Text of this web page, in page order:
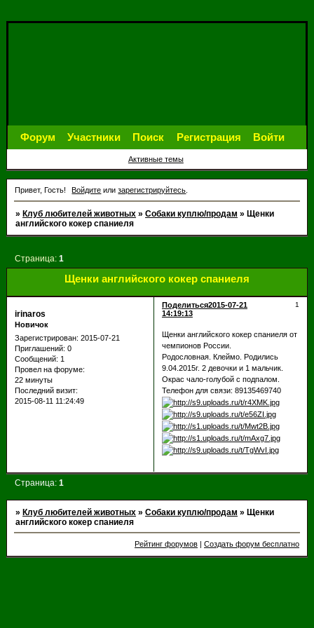
Форум Участники Поиск Регистрация Войти
Активные темы
Привет, Гость! Войдите илизарегистрируйтесь
»Клуб любителей животных »Собаки куплю/продам »Щенки
английского кокер спаниеля
Щенки английского кокер спаниеля
Страница:1
Поделиться 1
2015-07-21
14:19:13
irinaros
Новичок
Зарегистрирован: 2015-07-21
Приглашений: 0
Сообщений: 1
Провел на форуме:
22 минуты
Последний визит:
2015-08-11 11:24:49
Щенки английского кокер спаниеля от
чемпионов России.
Родословная. Клеймо. Родились
9.04.2015г. 2 девочки и 1 мальчик.
Окрас чало-голубой с подпалом.
Телефон для связи: 89135469740
Страница:1
»Клуб любителей животных »Собаки куплю/продам »Щенки
английского кокер спаниеля
Рейтинг форумов |Создать форум бесплатно